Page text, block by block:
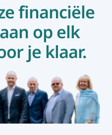
financiële
op elk
je klaar.